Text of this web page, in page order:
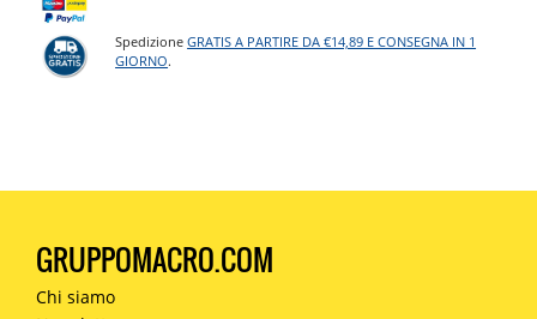
SpedizioneGRATIS A PARTIRE DA €14,89 E CONSEGNA IN 1
GIORNO.
GRUPPOMACRO.COM
Chi siamo